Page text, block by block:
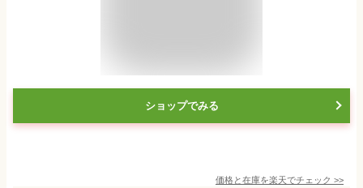
ショップでみる
価格と在庫を楽天でチェック >>